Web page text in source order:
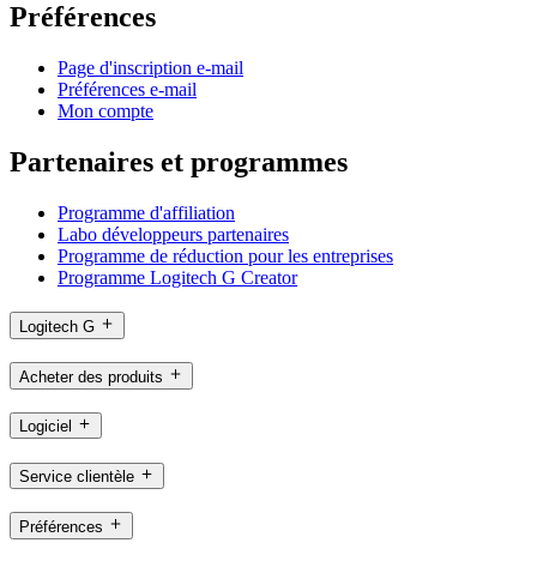
Préférences
Page d'inscription e-mail
Préférences e-mail
Mon compte
Partenaires et programmes
Programme d'affiliation
Labo développeurs partenaires
Programme de réduction pour les entreprises
Programme Logitech G Creator
Logitech G
Acheter des produits
Logiciel
Service clientèle
Préférences